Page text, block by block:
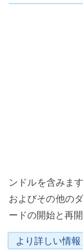
ンドルを含みま
およびその他の
ードの開始と再
より詳しい情報